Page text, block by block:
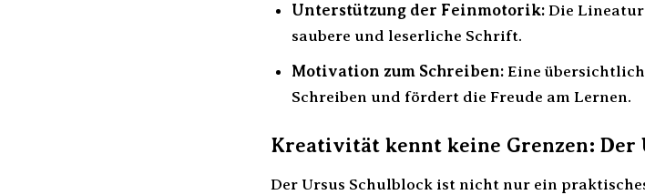
Unterstützung der Feinmotorik:Die
saubere und leserliche Schrift.
Motivation zum Schreiben:Eine
Schreiben und fördert die Freude am Lernen.
Kreativität kennt keine Grenzen:
Der Ursus Schulblock ist nicht nur ein